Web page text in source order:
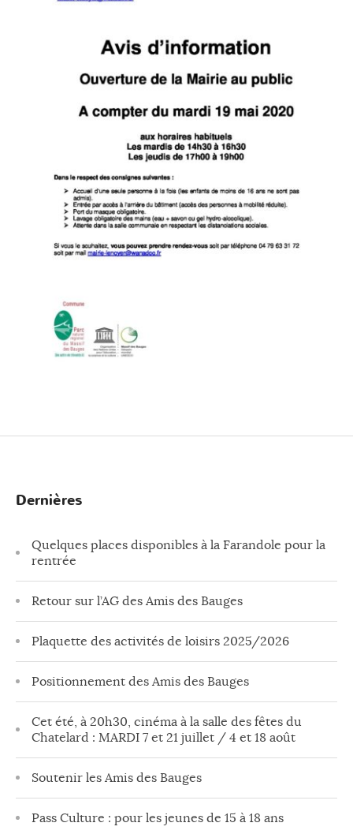
Dernières
Quelques places disponibles à la Farandole pour la
rentrée
Retour sur l’AG des Amis des Bauges
Plaquette des activités de loisirs 2025/2026
Positionnement des Amis des Bauges
Cet été, à 20h30, cinéma à la salle des fêtes du
Chatelard : MARDI 7 et 21 juillet / 4 et 18 août
Soutenir les Amis des Bauges
Pass Culture : pour les jeunes de 15 à 18 ans